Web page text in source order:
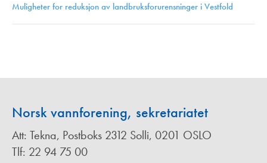
Muligheter for reduksjon av landbruksforurensninger i Vestfold
Norsk vannforening, sekretariatet
Att: Tekna, Postboks 2312 Solli, 0201 OSLO
Tlf: 22 94 75 00